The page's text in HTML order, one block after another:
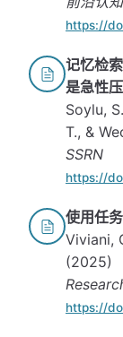
https://
记忆检
是急性
Soylu,
T., &
SSRN
https://
使用任
Viviani,
(2025)
https://